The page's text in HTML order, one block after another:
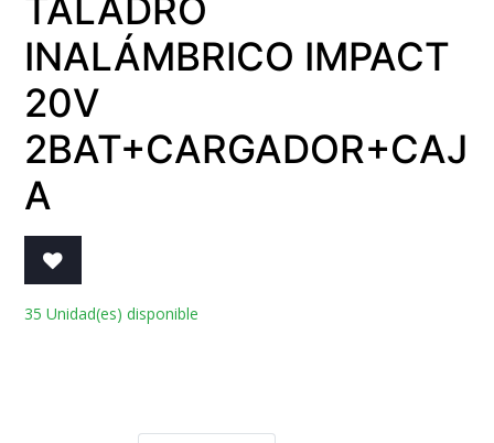
TALADRO
INALÁMBRICO IMPACT
20V
2BAT+CARGADOR+CAJ
A
35 Unidad(es) disponible